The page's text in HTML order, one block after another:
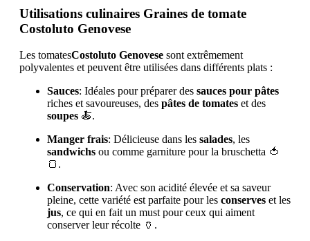
Utilisations culinaires Graines de tomate
Costoluto Genovese
Les tomatesCostoluto Genovese sont extrêmement
polyvalentes et peuvent être utilisées dans différents plats :
Sauces: Idéales pour préparer des sauces pour pâtes
riches et savoureuses, des pâtes de tomates et des
soupes 🍝.
Manger frais: Délicieuse dans les salades, les
sandwichs ou comme garniture pour la bruschetta 🍅
🍞.
Conservation: Avec son acidité élevée et sa saveur
pleine, cette variété est parfaite pour les conserves et les
jus, ce qui en fait un must pour ceux qui aiment
conserver leur récolte 🏺.